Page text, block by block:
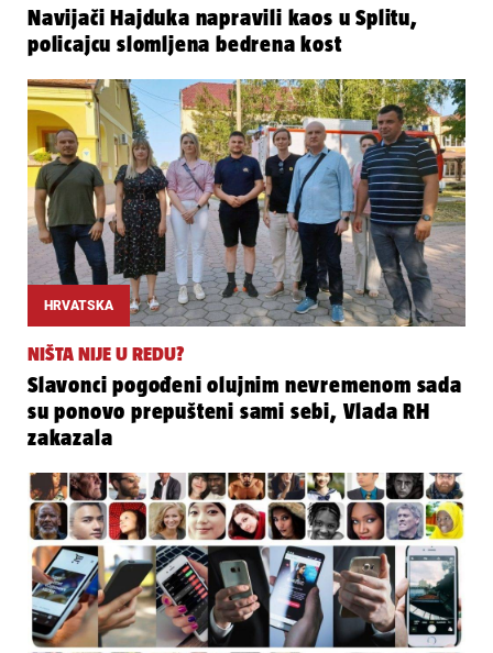
Navijači Hajduka napravili kaos u Splitu,
policajcu slomljena bedrena kost
HRVATSKA
NIŠTA NIJE U REDU?
Slavonci pogođeni olujnim nevremenom sada
su ponovo prepušteni sami sebi, Vlada RH
zakazala